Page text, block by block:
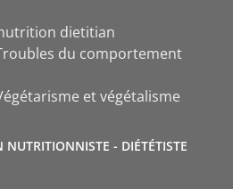
dietitian
du comportement
et végétalisme
NUTRITIONNISTE - DIÉTÉTISTE